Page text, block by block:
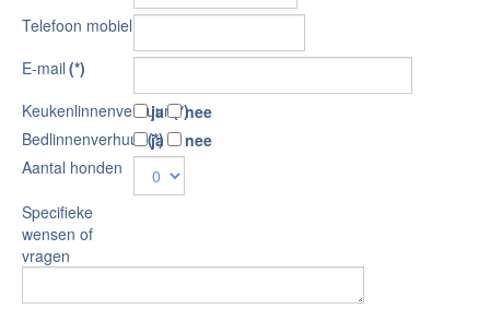
Telefoon mobiel
E-mail (*)
Keukenlinnenverhuur(*)
ja
nee
Bedlinnenverhuur(*)
ja
nee
Aantal honden
Specifieke
wensen of
vragen